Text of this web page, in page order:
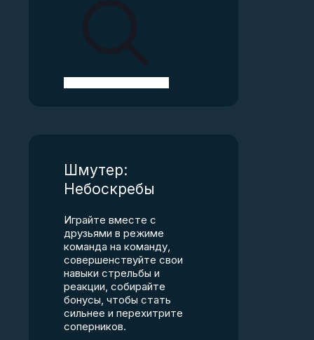
Шмутер:
Небоскребы
Играйте вместе с
друзьями в режиме
команда на команду,
совершенствуйте свои
навыки стрельбы и
реакции, собирайте
бонусы, чтобы стать
сильнее и перехитрите
соперников.